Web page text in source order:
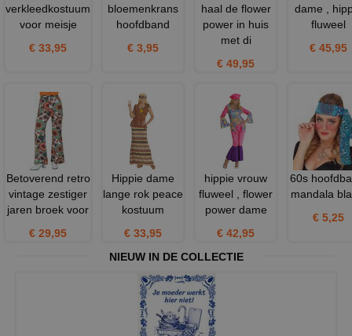
verkleedkostuum
voor meisje
€ 33,95
bloemenkrans
hoofdband
€ 3,95
haal de flower
power in huis
met di
€ 49,95
dame ,
fluweel
€ 45,95
Betoverend retro
vintage zestiger
jaren broek voor
€ 29,95
Hippie dame
lange rok peace
kostuum
€ 33,95
hippie vrouw
fluweel , flower
power dame
€ 42,95
60s
mandala
€ 5,25
NIEUW IN DE COLLECTIE